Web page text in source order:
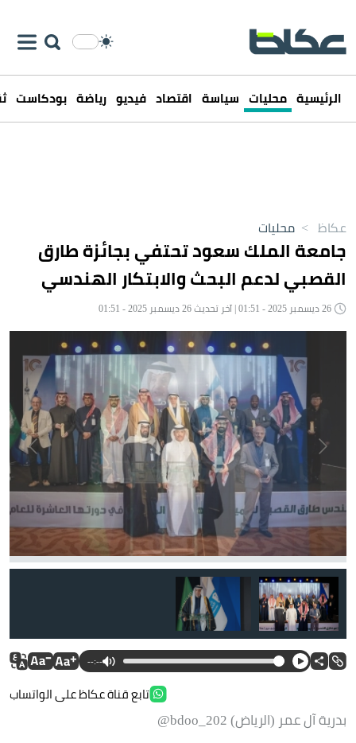
الرئيسية محليات سياسة اقتصاد فيديو رياضة بودكاست
عكاظ > محليات
جامعة الملك سعود تحتفي بجائزة طارق
القصبي لدعم البحث والابتكار الهندسي
--:--
تابع قناة عكاظ على الواتساب
بدرية آل عمر (الرياض) bdoo_202@